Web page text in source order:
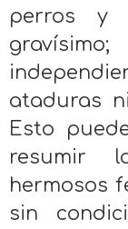
perros y
ataduras
Esto
resumir
hermosos
sin